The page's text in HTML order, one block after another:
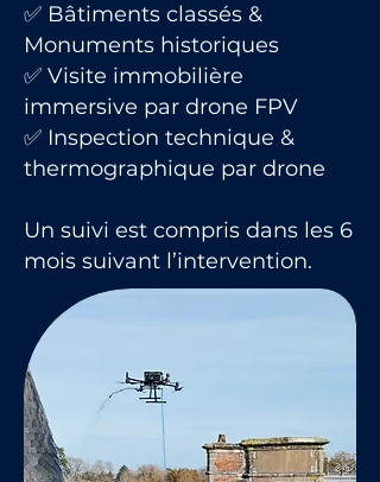
✅ Bâtiments classés &
Monuments historiques
✅ Visite immobilière
immersive par drone FPV
✅ Inspection technique &
thermographique par drone
Un suivi est compris dans les 6
mois suivant l’intervention.